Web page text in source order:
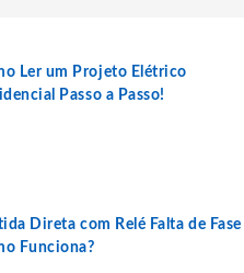
Ler um Projeto Elétrico
Passo a Passo!
Direta com Relé Falta de Fase |
Funciona?